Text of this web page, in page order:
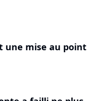
une mise au point